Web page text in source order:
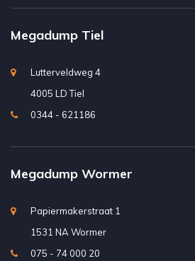
Megadump Tiel
Lutterveldweg 4
4005 LD Tiel
0344 - 621186
Megadump Wormer
Papiermakerstraat 1
1531 NA Wormer
075 - 74 000 20